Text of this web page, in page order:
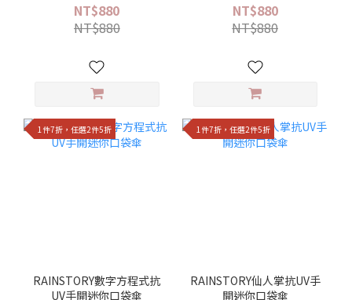
NT$880
NT$880
NT$880
NT$880
1件7折，任選2件5折
RAINSTORY數字方程式抗
UV手開迷你口袋傘
1件7折，任選2件5折
RAINSTORY仙人掌抗UV手
開迷你口袋傘